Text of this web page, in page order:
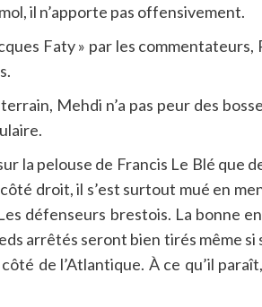
il n’apporte pas offensivement.
Faty » par les
Mehdi n’a pas peur des
la pelouse de Francis Le Blé que
droit, il s’est surtout mué en
défenseurs brestois. La bonne
arrêtés seront bien tirés même
de l’Atlantique. À ce qu’il